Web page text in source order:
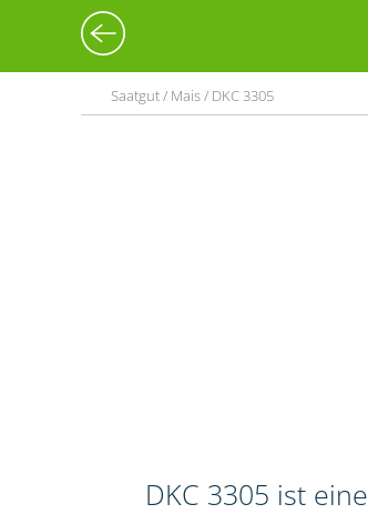
Saatgut / Mais / DKC 3305
DKC 3305 ist